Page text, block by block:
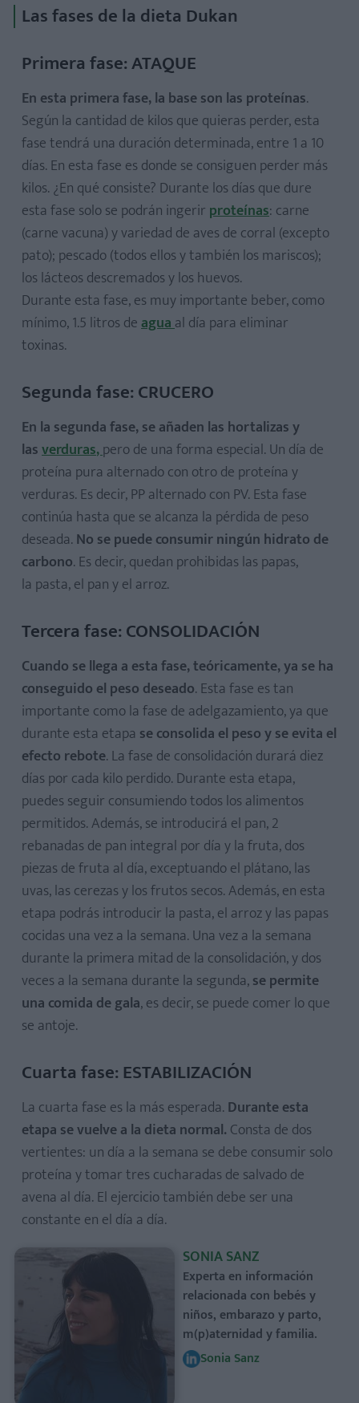
Las fases de la dieta Dukan
Primera fase: ATAQUE
En esta primera fase, la base son las proteínas.
Según la cantidad de kilos que quieras perder, esta
fase tendrá una duración determinada, entre 1 a 10
días. En esta fase es donde se consiguen perder más
kilos. ¿En qué consiste? Durante los días que dure
esta fase solo se podrán ingerir proteínas: carne
(carne vacuna) y variedad de aves de corral (excepto
pato); pescado (todos ellos y también los mariscos);
los lácteos descremados y los huevos.
Durante esta fase, es muy importante beber, como
mínimo, 1.5 litros deaguaal día para eliminar
toxinas.
Segunda fase: CRUCERO
En la segunda fase, se añaden las hortalizas y
lasverduras,pero de una forma especial. Un día de
proteína pura alternado con otro de proteína y
verduras. Es decir, PP alternado con PV. Esta fase
continúa hasta que se alcanza la pérdida de peso
deseada. No se puede consumir ningún hidrato de
carbono. Es decir, quedan prohibidas las papas,
la pasta, el pan y el arroz.
Tercera fase: CONSOLIDACIÓN
Cuando se llega a esta fase, teóricamente, ya se ha
conseguido el peso deseado. Esta fase es tan
importante como la fase de adelgazamiento, ya que
durante esta etapa se consolida el peso y se evita el
efecto rebote. La fase de consolidación durará diez
días por cada kilo perdido. Durante esta etapa,
puedes seguir consumiendo todos los alimentos
permitidos. Además, se introducirá el pan, 2
rebanadas de pan integral por día y la fruta, dos
piezas de fruta al día, exceptuando el plátano, las
uvas, las cerezas y los frutos secos. Además, en esta
etapa podrás introducir la pasta, el arroz y las papas
cocidas una vez a la semana. Una vez a la semana
durante la primera mitad de la consolidación, y dos
veces a la semana durante la segunda,se permite
una comida de gala, es decir, se puede comer lo que
se antoje.
Cuarta fase: ESTABILIZACIÓN
La cuarta fase es la más esperada. Durante esta
etapa se vuelve a la dieta normal. Consta de dos
vertientes: un día a la semana se debe consumir solo
proteína y tomar tres cucharadas de salvado de
avena al día. El ejercicio también debe ser una
constante en el día a día.
SONIA SANZ
Experta en información
relacionada con bebés y
niños, embarazo y parto,
m(p)aternidad y familia.
Sonia Sanz